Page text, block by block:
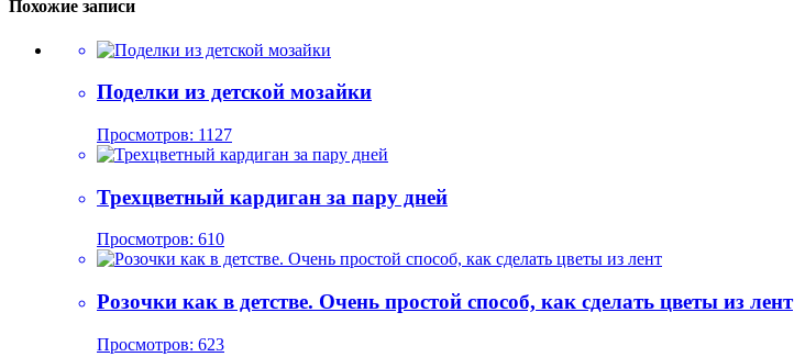
Похожие записи
Поделки из детской мозайки
Просмотров: 1127
Трехцветный кардиган за пару дней
Просмотров: 610
Розочки как в детстве. Очень простой способ, как сделать цветы из лент
Просмотров: 623